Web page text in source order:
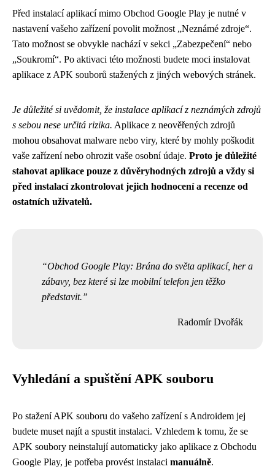
Před instalací aplikací mimo Obchod Google Play je nutné v
nastavení vašeho zařízení povolit možnost „Neznámé zdroje“.
Tato možnost se obvykle nachází v sekci „Zabezpečení“ nebo
„Soukromí“. Po aktivaci této možnosti budete moci instalovat
aplikace z APK souborů stažených z jiných webových stránek.
Je důležité si uvědomit, že instalace aplikací z neznámých zdrojů
s sebou nese určitá rizika. Aplikace z neověřených zdrojů
mohou obsahovat malware nebo viry, které by mohly poškodit
vaše zařízení nebo ohrozit vaše osobní údaje. Proto je důležité
stahovat aplikace pouze z důvěryhodných zdrojů a vždy si
před instalací zkontrolovat jejich hodnocení a recenze od
ostatních uživatelů.
Obchod Google Play: Brána do světa aplikací, her a
zábavy, bez které si lze mobilní telefon jen těžko
představit.
Radomír Dvořák
Vyhledání a spuštění APK souboru
Po stažení APK souboru do vašeho zařízení s Androidem jej
budete muset najít a spustit instalaci. Vzhledem k tomu, že se
APK soubory neinstalují automaticky jako aplikace z Obchodu
Google Play, je potřeba provést instalaci manuálně.